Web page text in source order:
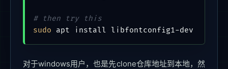
# then try this
sudo
对于windows用户，也是先clone仓库地址到本地，然